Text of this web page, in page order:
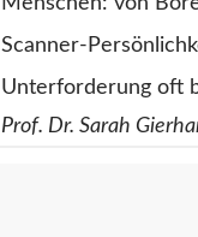
Scanner-
Unterforderung oft
Prof. Dr. Sarah